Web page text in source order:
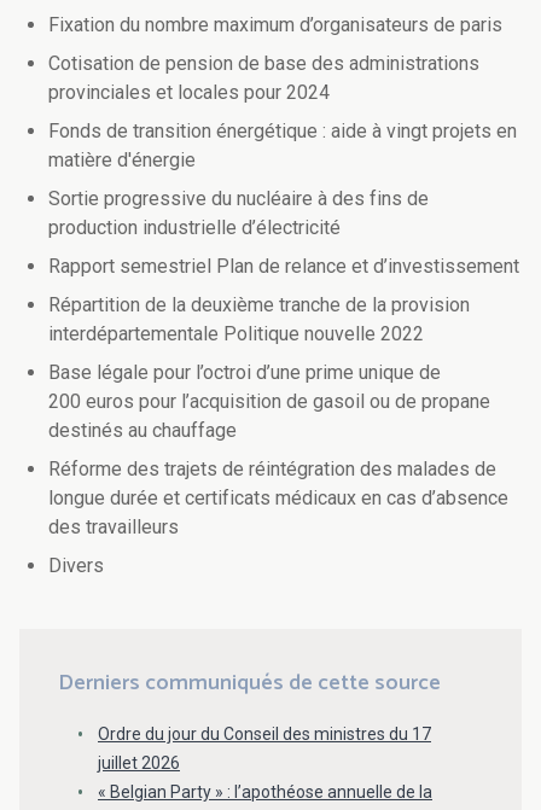
Fixation du nombre maximum d’organisateurs de paris
Cotisation de pension de base des administrations
provinciales et locales pour 2024
Fonds de transition énergétique : aide à vingt projets en
matière d'énergie
Sortie progressive du nucléaire à des fins de
production industrielle d’électricité
Rapport semestriel Plan de relance et d’investissement
Répartition de la deuxième tranche de la provision
interdépartementale Politique nouvelle 2022
Base légale pour l’octroi d’une prime unique de
200 euros pour l’acquisition de gasoil ou de propane
destinés au chauffage
Réforme des trajets de réintégration des malades de
longue durée et certificats médicaux en cas d’absence
des travailleurs
Divers
Derniers communiqués de cette source
Ordre du jour du Conseil des ministres du 17
juillet 2026
« Belgian Party » : l’apothéose annuelle de la